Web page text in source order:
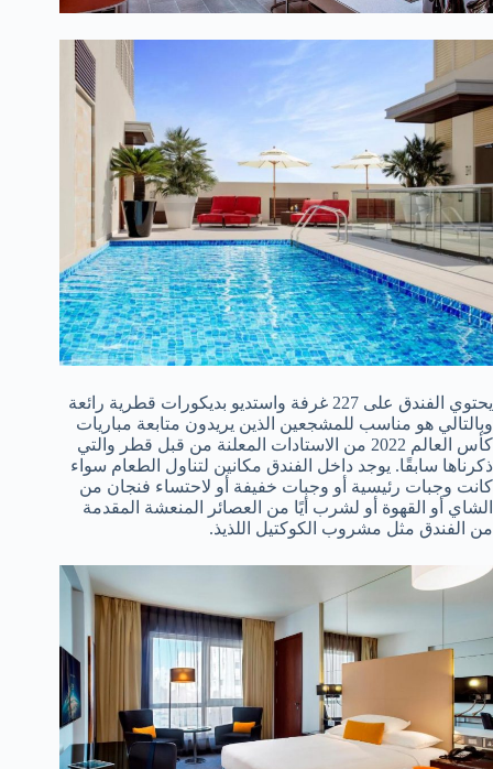
يحتوي الفندق على 227 غرفة واستديو بديكورات قطرية رائعة
وبالتالي هو مناسب للمشجعين الذين يريدون متابعة مباريات
كأس العالم 2022 من الاستادات المعلنة من قبل قطر والتي
ذكرناها سابقًا. يوجد داخل الفندق مكانين لتناول الطعام سواء
كانت وجبات رئيسية أو وجبات خفيفة أو لاحتساء فنجان من
الشاي أو القهوة أو لشرب أيًا من العصائر المنعشة المقدمة
من الفندق مثل مشروب الكوكتيل اللذيذ.